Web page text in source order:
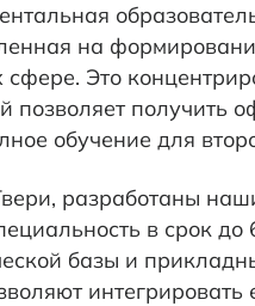
на
сфере. Это
позволяет
обучение для
разработаны
в срок до
базы и